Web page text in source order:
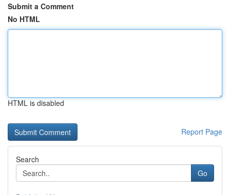
Submit a Comment
No HTML
HTML is disabled
Report Page
Search
Go